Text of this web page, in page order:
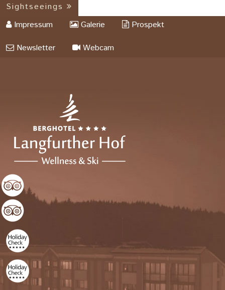
Sightseeings
Impressum
Galerie
Prospekt
Newsletter
Webcam